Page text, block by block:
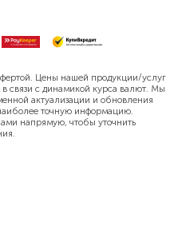
Цены нашей продукции/услуг
связи с динамикой курса валют. Мы
актуализации и обновления
точную информацию.
напрямую, чтобы уточнить